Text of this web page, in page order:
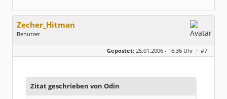
Zecher_Hitman
Benutzer
Geschlecht:
Dabei seit:
07 / 2004
Gepostet: 25.01.2006 - 16:36 Uhr · #7
Zitat geschrieben von Odin